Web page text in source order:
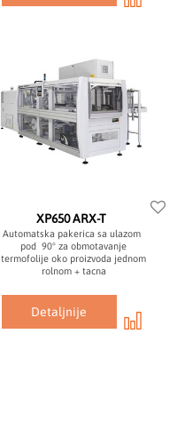
XP650 ARX-T
Automatska pakerica sa ulazom
pod 90° za obmotavanje
termofolije oko proizvoda jednom
rolnom + tacna
Detaljnije